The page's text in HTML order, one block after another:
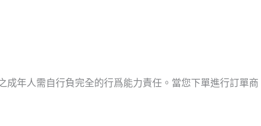
年人需自行負完全的行爲能力責任。當您下單進行訂單商